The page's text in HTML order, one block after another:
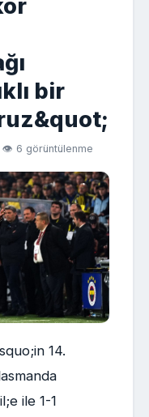
bir
👁 6 görüntülenme
14.
ile 1-1